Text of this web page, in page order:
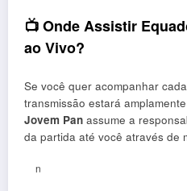
📺 Onde Assistir
ao Vivo?
Se você quer acompanhar
transmissão estará
Jovem Pan assume a
da partida até você através de
n